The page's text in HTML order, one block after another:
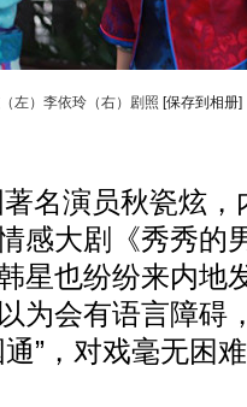
左）李依玲（右）剧照 [保存到相册]
演员秋瓷炫，
感大剧《秀秀的
星也纷纷来内地
为会有语言障碍
”，对戏毫无困